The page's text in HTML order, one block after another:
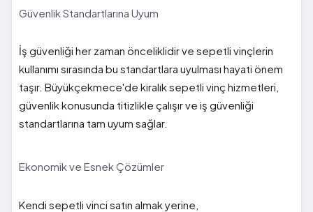
Güvenlik Standartlarına Uyum
İş güvenliği her zaman önceliklidir ve sepetli vinçlerin
kullanımı sırasında bu standartlara uyulması hayati önem
taşır. Büyükçekmece'de kiralık sepetli vinç hizmetleri,
güvenlik konusunda titizlikle çalışır ve iş güvenliği
standartlarına tam uyum sağlar.
Ekonomik ve Esnek Çözümler
Kendi sepetli vinci satın almak yerine,